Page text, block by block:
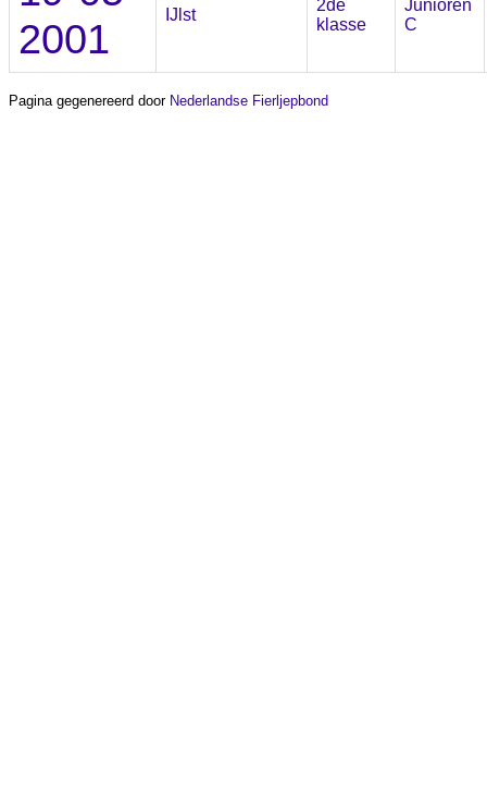
2001
IJlst
2de
klasse
Junioren
C
Pagina gegenereerd door Nederlandse Fierljepbond